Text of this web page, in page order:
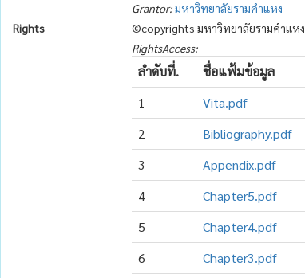
Grantor:มหาวิทยาลัยรามคำแหง
Rights
©copyrights มหาวิทยาลัยรามคำแหง
RightsAccess:
ลำดับที่. ชื่อแฟ้มข้อมูล
1
Vita.pdf
2
Bibliography.pdf
3
Appendix.pdf
4
Chapter5.pdf
5
Chapter4.pdf
6
Chapter3.pdf